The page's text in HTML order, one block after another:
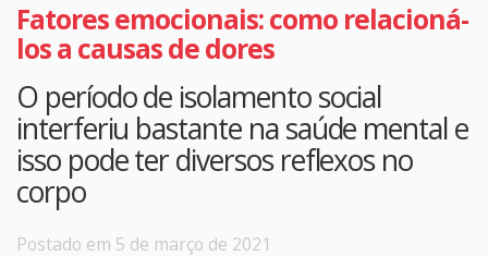
Fatores emocionais: como relacioná-
los a causas de dores
O período de isolamento social
interferiu bastante na saúde mental e
isso pode ter diversos reflexos no
corpo
Postado em 5 de março de 2021